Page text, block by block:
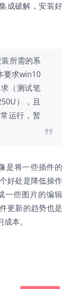
成破解，安装好
所需的系
要求win10
（测试笔
），且
运行，暂
是将一些插件的
好处是降低操作
一些图片的编辑
更新的趋势也是
本。